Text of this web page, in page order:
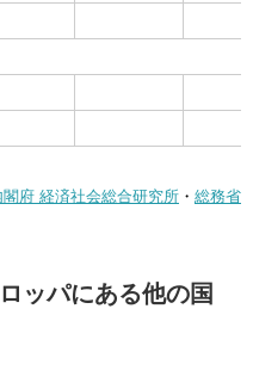
閣府 経済社会総合研究所 ・ 総務省
ッパにある他の国